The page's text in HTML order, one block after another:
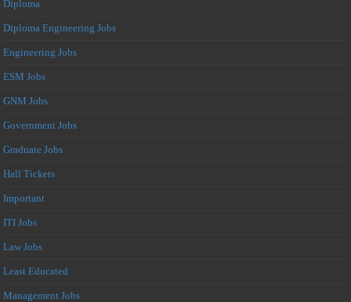
Diploma
Diploma Engineering Jobs
Engineering Jobs
ESM Jobs
GNM Jobs
Government Jobs
Graduate Jobs
Hall Tickets
Important
ITI Jobs
Law Jobs
Least Educated
Management Jobs